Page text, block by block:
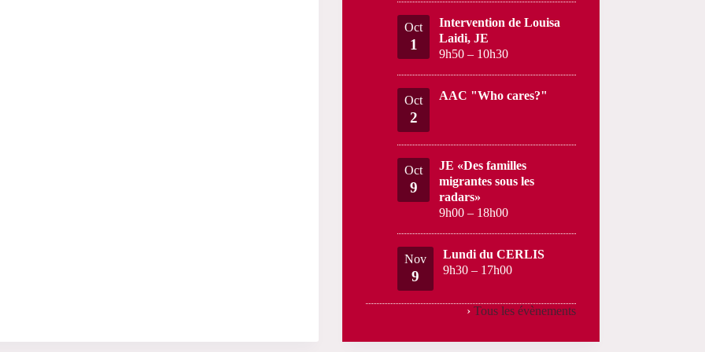
Oct
1
Intervention de Louisa
Laidi, JE
9h50 – 10h30
Oct
2
AAC "Who cares?"
Oct
9
JE «Des familles
migrantes sous les
radars»
9h00 – 18h00
Nov
9
Lundi du CERLIS
9h30 – 17h00
› Tous les évènements